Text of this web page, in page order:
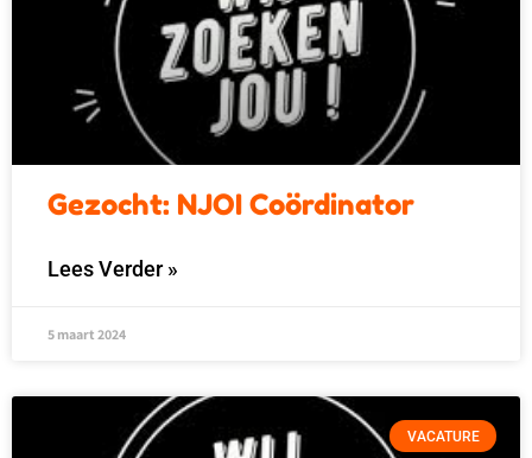
Gezocht: NJOI Coördinator
Lees Verder »
5 maart 2024
VACATURE